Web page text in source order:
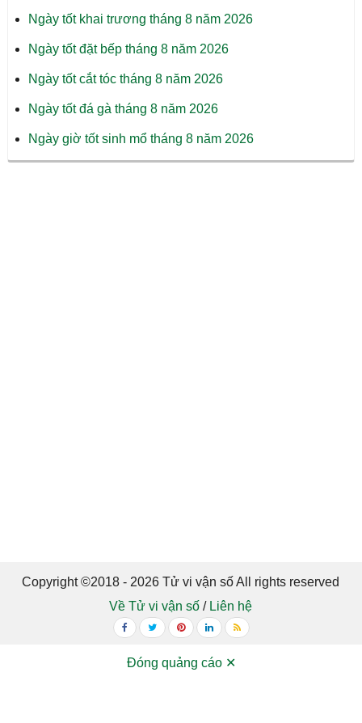
Ngày tốt khai trương tháng 8 năm 2026
Ngày tốt đặt bếp tháng 8 năm 2026
Ngày tốt cắt tóc tháng 8 năm 2026
Ngày tốt đá gà tháng 8 năm 2026
Ngày giờ tốt sinh mổ tháng 8 năm 2026
Copyright ©2018 - 2026 Tử vi vận số All rights reserved
Về Tử vi vận số / Liên hệ
Đóng quảng cáo ✕